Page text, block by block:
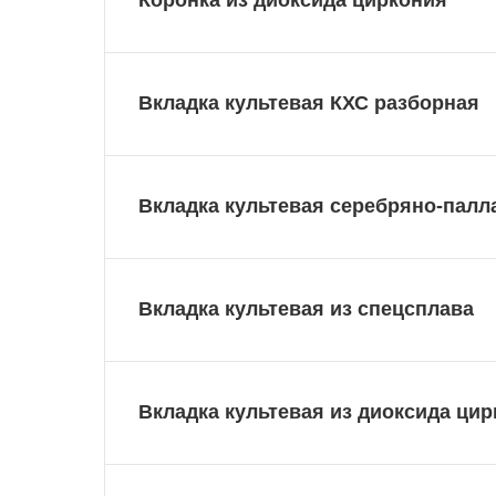
Вкладка культевая КХС разборная
Вкладка культевая серебряно-
Вкладка культевая из спецсплава
Вкладка культевая из диоксида